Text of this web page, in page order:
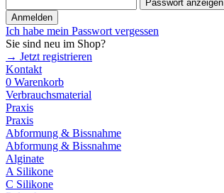
Passwort anzeigen
Anmelden
Ich habe mein Passwort vergessen
Sie sind neu im Shop?
→ Jetzt registrieren
Kontakt
0 Warenkorb
Verbrauchsmaterial
Praxis
Praxis
Abformung & Bissnahme
Abformung & Bissnahme
Alginate
A Silikone
C Silikone